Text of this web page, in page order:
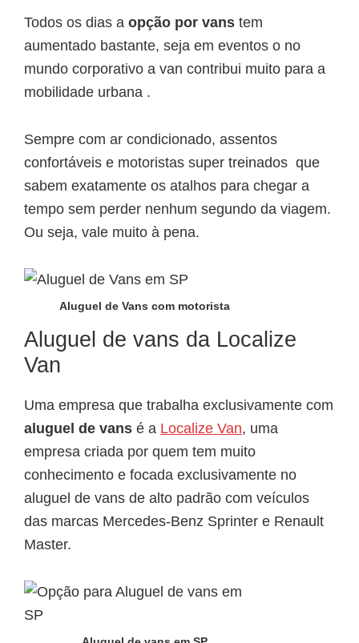
Todos os dias a opção por vans tem
aumentado bastante, seja em eventos o no
mundo corporativo a van contribui muito para a
mobilidade urbana .
Sempre com ar condicionado, assentos
confortáveis e motoristas super treinados que
sabem exatamente os atalhos para chegar a
tempo sem perder nenhum segundo da viagem.
Ou seja, vale muito à pena.
Aluguel de Vans com motorista
Aluguel de vans da Localize
Van
Uma empresa que trabalha exclusivamente com
aluguel de vans é a Localize Van, uma
empresa criada por quem tem muito
conhecimento e focada exclusivamente no
aluguel de vans de alto padrão com veículos
das marcas Mercedes-Benz Sprinter e Renault
Master.